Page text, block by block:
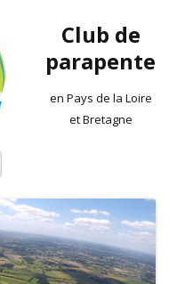
Club de
parapente
en Pays de la Loire
et Bretagne
Aller
contenu